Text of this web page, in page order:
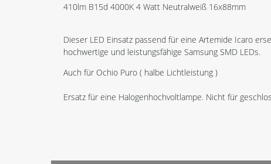
410lm B15d 4000K 4 Watt Neutralweiß 16x88mm
Dieser LED Einsatz passend für eine Artemide Icaro
hochwertige und leistungsfähige Samsung SMD LEDs.
Auch für Ochio Puro ( halbe Lichtleistung )
Ersatz für eine Halogenhochvoltlampe. Nicht für